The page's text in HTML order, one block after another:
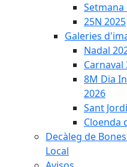
Setmana
25N 2025
Galeries
Nadal
Carnaval
8M Dia
2026
Sant
Cloenda
Decàleg de
Local